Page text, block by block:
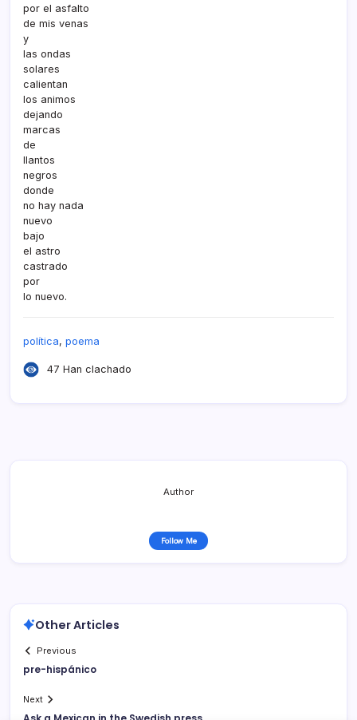
por el asfalto
de mis venas
y
las ondas
solares
calientan
los animos
dejando
marcas
de
llantos
negros
donde
no hay nada
nuevo
bajo
el astro
castrado
por
lo nuevo.
polí­tica, poema
47 Han clachado
Author
Follow Me
Other Articles
Previous
pre-hispánico
Next